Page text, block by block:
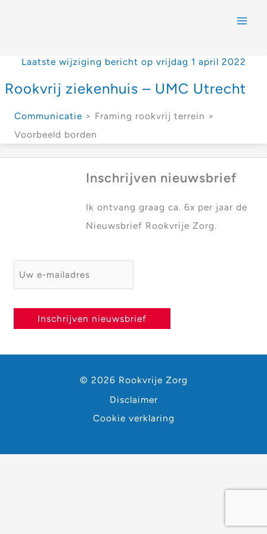
Laatste wijziging bericht op vrijdag 1 april 2022
Rookvrij ziekenhuis – UMC Utrecht
Communicatie > Framing rookvrij terrein >
Voorbeeld borden
Inschrijven nieuwsbrief
Ik ontvang graag ca. 6x per jaar de
Nieuwsbrief Rookvrije Zorg.
E-mailadres *
Inschrijven nieuwsbrief
© 2026 Rookvrije Zorg
Disclaimer
Cookie verklaring